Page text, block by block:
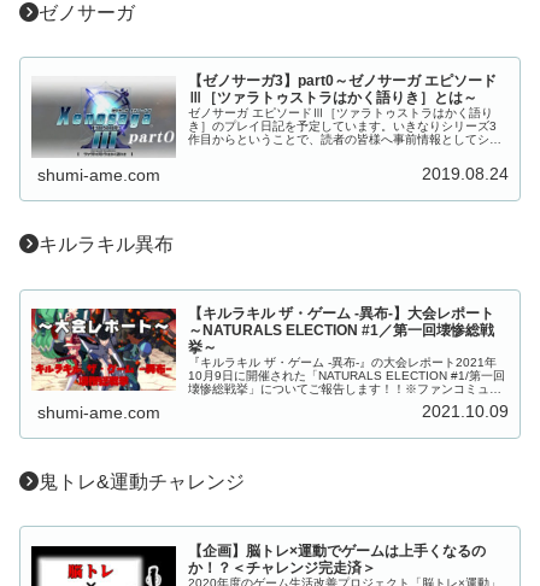
ゼノサーガ
【ゼノサーガ3】part0～ゼノサーガ エピソード
Ⅲ［ツァラトゥストラはかく語りき］とは～
ゼノサーガ エピソードⅢ［ツァラトゥストラはかく語り
き］のプレイ日記を予定しています。いきなりシリーズ3
作目からということで、読者の皆様へ事前情報としてシリ
shumi-ame.com 2019.08.24
キルラキル異布
【キルラキル ザ・ゲーム -異布-】大会レポート
～NATURALS ELECTION #1／第一回壊惨総戦
挙～
『キルラキル ザ・ゲーム -異布-』の大会レポート2021年
10月9日に開催された「NATURALS ELECTION #1/第一回
壊惨総戦挙」についてご報告します！！※ファンコミュニ
shumi-ame.com 2021.10.09
鬼トレ&運動チャレンジ
【企画】脳トレ×運動でゲームは上手くなるの
か！？＜チャレンジ完走済＞
2020年度のゲーム生活改善プロジェクト「脳トレ×運動」